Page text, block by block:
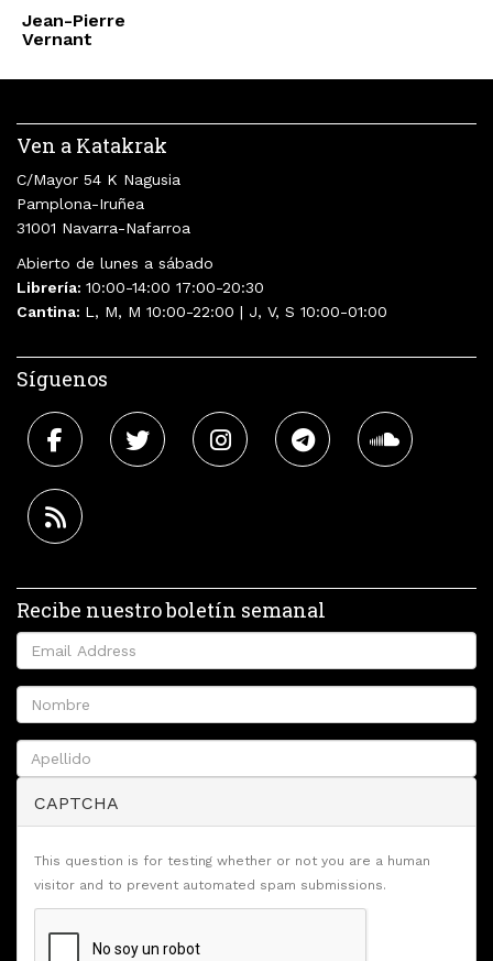
Jean-Pierre
Vernant
Ven a Katakrak
C/Mayor 54 K Nagusia
Pamplona-Iruñea
31001 Navarra-Nafarroa
Abierto de lunes a sábado
Librería: 10:00-14:00 17:00-20:30
Cantina: L, M, M 10:00-22:00 | J, V, S 10:00-01:00
Síguenos
Recibe nuestro boletín semanal
CAPTCHA
This question is for testing whether or not you are a human
visitor and to prevent automated spam submissions.